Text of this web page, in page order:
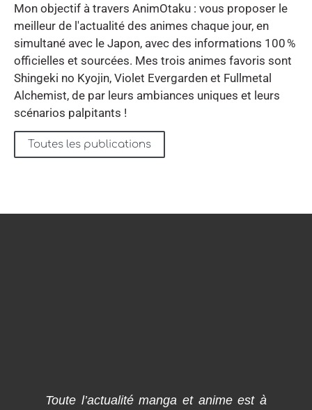
Mon objectif à travers AnimOtaku : vous proposer le
meilleur de l'actualité des animes chaque jour, en
simultané avec le Japon, avec des informations 100 %
officielles et sourcées. Mes trois animes favoris sont
Shingeki no Kyojin, Violet Evergarden et Fullmetal
Alchemist, de par leurs ambiances uniques et leurs
scénarios palpitants !
Toutes les publications
Toute l’actualité manga et anime est à